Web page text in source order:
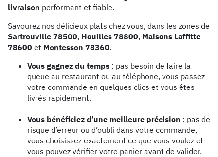
livraison performant et fiable.
Savourez nos délicieux plats chez vous, dans les zones de
Sartrouville 78500, Houilles 78800, Maisons Laffitte
78600 et Montesson 78360.
Vous gagnez du temps : pas besoin de faire la
queue au restaurant ou au téléphone, vous passez
votre commande en quelques clics et vous êtes
livrés rapidement.
Vous bénéficiez d’une meilleure précision : pas de
risque d’erreur ou d’oubli dans votre commande,
vous choisissez exactement ce que vous voulez et
vous pouvez vérifier votre panier avant de valider.